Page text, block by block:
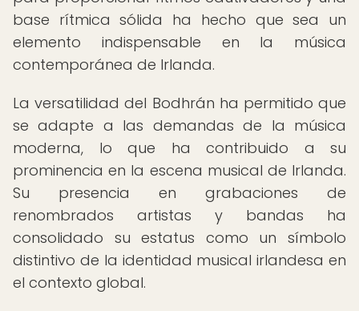
base rítmica sólida ha hecho que sea un
elemento indispensable en la música
contemporánea de Irlanda.
La versatilidad del Bodhrán ha permitido que
se adapte a las demandas de la música
moderna, lo que ha contribuido a su
prominencia en la escena musical de Irlanda.
Su presencia en grabaciones de
renombrados artistas y bandas ha
consolidado su estatus como un símbolo
distintivo de la identidad musical irlandesa en
el contexto global.